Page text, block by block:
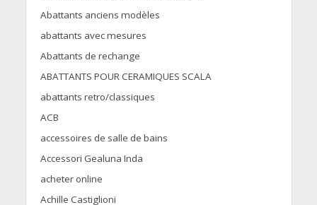
Abattants anciens modèles
abattants avec mesures
Abattants de rechange
ABATTANTS POUR CERAMIQUES SCALA
abattants retro/classiques
ACB
accessoires de salle de bains
Accessori Gealuna Inda
acheter online
Achille Castiglioni